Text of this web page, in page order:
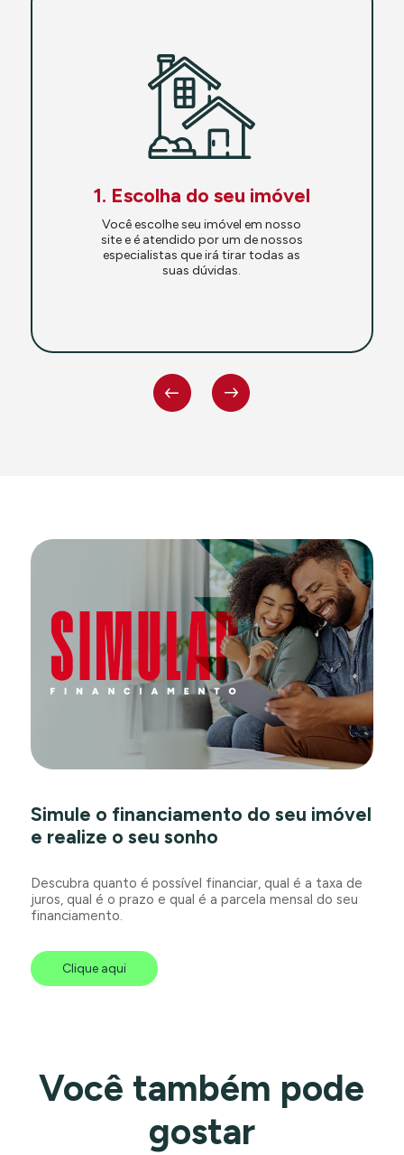
1. Escolha do seu imóvel
Você escolhe seu imóvel em nosso
site e é atendido por um de nossos
especialistas que irá tirar todas as
suas dúvidas.
Simule o financiamento do seu imóvel
e realize o seu sonho
Descubra quanto é possível financiar, qual é a taxa de
juros, qual é o prazo e qual é a parcela mensal do seu
financiamento.
Clique aqui
Você também pode
gostar